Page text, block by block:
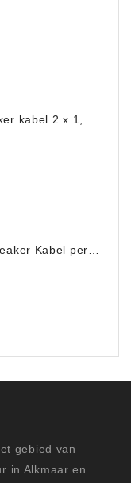
Equator 2.0 Speaker Kabel per meter
gebied van
in Alkmaar en